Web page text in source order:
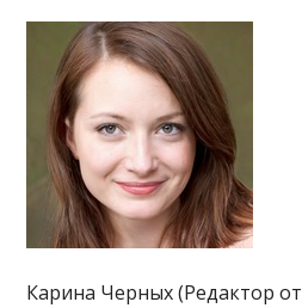
Карина Черных (Редактор